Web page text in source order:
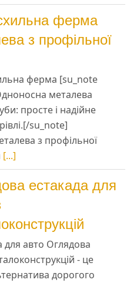
ферма
з профільної
ферма [su_note
металева
просте і надійне
su_note]
з профільної
[...]
естакада для
для авто Оглядова
- це
дорогого